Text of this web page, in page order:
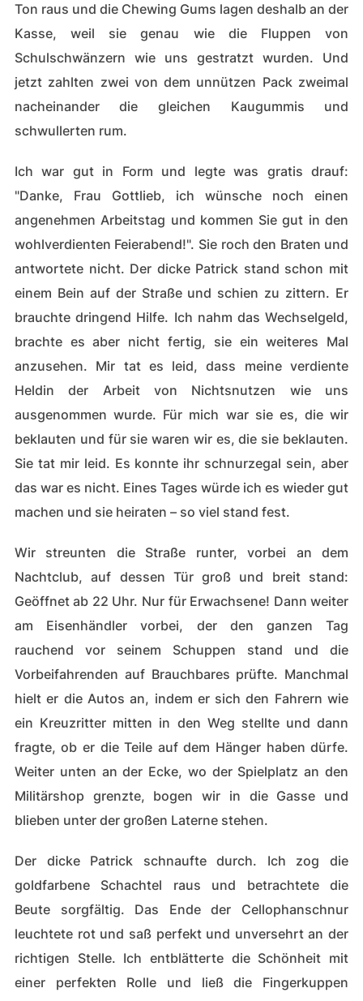
Ton raus und die Chewing Gums lagen deshalb an der
Kasse, weil sie genau wie die Fluppen von
Schulschwänzern wie uns gestratzt wurden. Und
jetzt zahlten zwei von dem unnützen Pack zweimal
nacheinander die gleichen Kaugummis und
schwullerten rum.
Ich war gut in Form und legte was gratis drauf:
"Danke, Frau Gottlieb, ich wünsche noch einen
angenehmen Arbeitstag und kommen Sie gut in den
wohlverdienten Feierabend!". Sie roch den Braten und
antwortete nicht. Der dicke Patrick stand schon mit
einem Bein auf der Straße und schien zu zittern. Er
brauchte dringend Hilfe. Ich nahm das Wechselgeld,
brachte es aber nicht fertig, sie ein weiteres Mal
anzusehen. Mir tat es leid, dass meine verdiente
Heldin der Arbeit von Nichtsnutzen wie uns
ausgenommen wurde. Für mich war sie es, die wir
beklauten und für sie waren wir es, die sie beklauten.
Sie tat mir leid. Es konnte ihr schnurzegal sein, aber
das war es nicht. Eines Tages würde ich es wieder gut
machen und sie heiraten – so viel stand fest.
Wir streunten die Straße runter, vorbei an dem
Nachtclub, auf dessen Tür groß und breit stand:
Geöffnet ab 22 Uhr. Nur für Erwachsene! Dann weiter
am Eisenhändler vorbei, der den ganzen Tag
rauchend vor seinem Schuppen stand und die
Vorbeifahrenden auf Brauchbares prüfte. Manchmal
hielt er die Autos an, indem er sich den Fahrern wie
ein Kreuzritter mitten in den Weg stellte und dann
fragte, ob er die Teile auf dem Hänger haben dürfe.
Weiter unten an der Ecke, wo der Spielplatz an den
Militärshop grenzte, bogen wir in die Gasse und
blieben unter der großen Laterne stehen.
Der dicke Patrick schnaufte durch. Ich zog die
goldfarbene Schachtel raus und betrachtete die
Beute sorgfältig. Das Ende der Cellophanschnur
leuchtete rot und saß perfekt und unversehrt an der
richtigen Stelle. Ich entblätterte die Schönheit mit
einer perfekten Rolle und ließ die Fingerkuppen